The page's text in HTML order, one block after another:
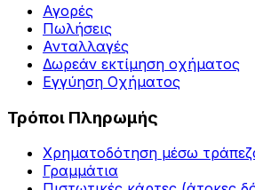
Αγορές
Πωλήσεις
Ανταλλαγές
Δωρεάν εκτίμηση οχήματος
Εγγύηση Οχήματος
Τρόποι Πληρωμής
Χρηματοδότηση μέσω
Γραμμάτια